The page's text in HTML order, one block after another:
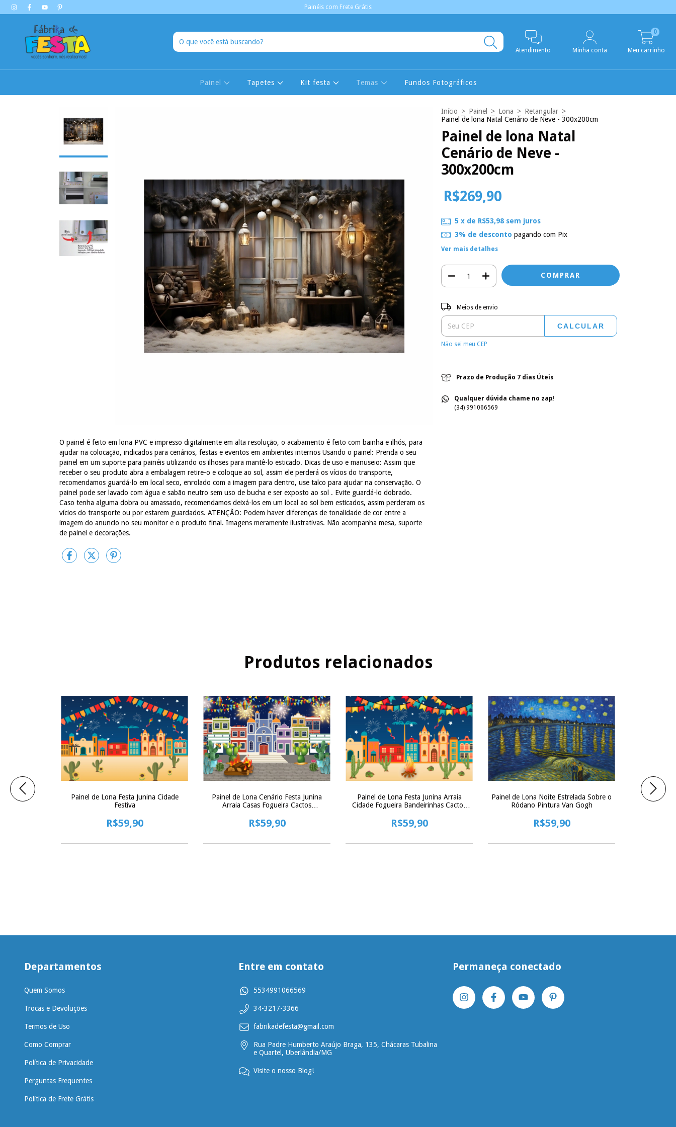
Painéis com Frete Grátis
Atendimento Minha conta Meu carrinho
0
Painel Tapetes Kit festa Temas Fundos Fotográficos
O painel é feito em lona PVC e impresso digitalmente em alta resolução, o acabamento é feito com bainha e ilhós, para
ajudar na colocação, indicados para cenários, festas e eventos em ambientes internos Usando o painel: Prenda o seu
painel em um suporte para painéis utilizando os ilhoses para mantê-lo esticado. Dicas de uso e manuseio: Assim que
receber o seu produto abra a embalagem retire-o e coloque ao sol, assim ele perderá os vícios do transporte,
recomendamos guardá-lo em local seco, enrolado com a imagem para dentro, use talco para ajudar na conservação. O
painel pode ser lavado com água e sabão neutro sem uso de bucha e ser exposto ao sol . Evite guardá-lo dobrado.
Caso tenha alguma dobra ou amassado, recomendamos deixá-los em um local ao sol bem esticados, assim perderam os
vícios do transporte ou por estarem guardados. ATENÇÃO: Podem haver diferenças de tonalidade de cor entre a
imagem do anuncio no seu monitor e o produto final. Imagens meramente ilustrativas. Não acompanha mesa, suporte
de painel e decorações.
Início > Painel > Lona > Retangular >
Painel de lona Natal Cenário de Neve - 300x200cm
Painel de lona Natal
Cenário de Neve -
300x200cm
R$269,90
5 x de R$53,98 sem juros
3% de desconto pagando com Pix
Ver mais detalhes
Entregas para o CEP:
Meios de envio
CALCULAR
Não sei meu CEP
Prazo de Produção 7 dias Úteis
Qualquer dúvida chame no zap!
(34) 991066569
Produtos relacionados
Formatura
Painel de Lona Festa Junina Cidade
Festiva
R$59,90
Painel de Lona Cenário Festa Junina
Arraia Casas Fogueira Cactos
R$59,90
Painel de Lona Festa Junina Arraia
Cidade Fogueira Bandeirinhas Cactos
R$59,90
Painel de Lona Noite Estrelada Sobre o
Ródano Pintura Van Gogh
R$59,90
Departamentos
Quem Somos
Trocas e Devoluções
Termos de Uso
Como Comprar
Política de Privacidade
Perguntas Frequentes
Política de Frete Grátis
Entre em contato
5534991066569
34-3217-3366
fabrikadefesta@gmail.com
Rua Padre Humberto Araújo Braga, 135, Chácaras Tubalina
e Quartel, Uberlândia/MG
Visite o nosso Blog!
Permaneça conectado